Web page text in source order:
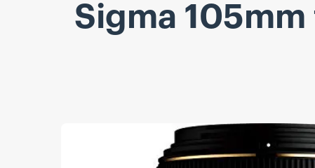
Sigma 105mm